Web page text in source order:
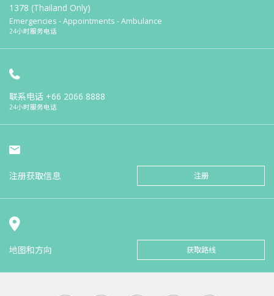
1378 (Thailand Only)
Emergencies - Appointments - Ambulance
24小时服务电话
联系电话 +66 2066 8888
24小时服务电话
注册获取信息 注册
地图和方向 获取路线